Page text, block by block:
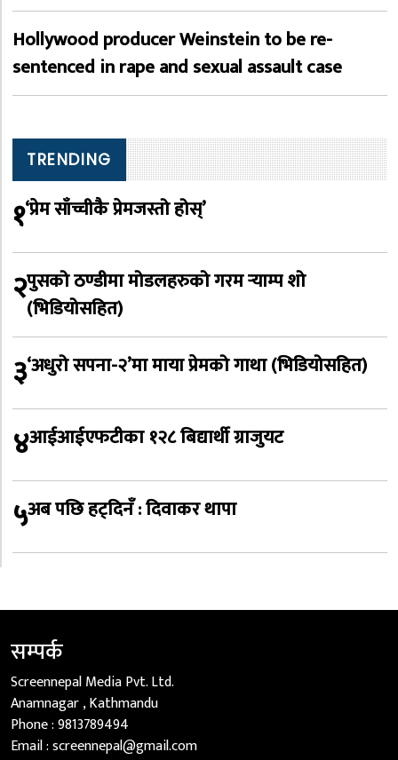
Hollywood producer Weinstein to be re-
sentenced in rape and sexual assault case
TRENDING
१‘प्रेम साँच्चीकै प्रेमजस्तो होस्’
२पुसको ठण्डीमा मोडलहरुको गरम र्‍याम्प शो
(भिडियोसहित)
३‘अधुरो सपना-२’मा माया प्रेमको गाथा (भिडियोसहित)
४आईआईएफटीका १२८ बिद्यार्थी ग्राजुयट
५अब पछि हट्दिनँ : दिवाकर थापा
सम्पर्क
Screennepal Media Pvt. Ltd.
Anamnagar , Kathmandu
Phone :9813789494
Email :screennepal@gmail.com